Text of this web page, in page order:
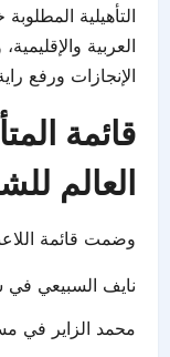
التأهيلية
العربية
الإنجازات ورفع
قائمة
العالم
وضمت قائمة
نايف السبيعي في سباق 400
محمد الزاير في